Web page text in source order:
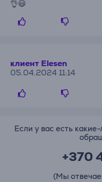
👌😃
клиент Elesen
05.04.2024 11:14
Если у вас есть
+370
(Мы